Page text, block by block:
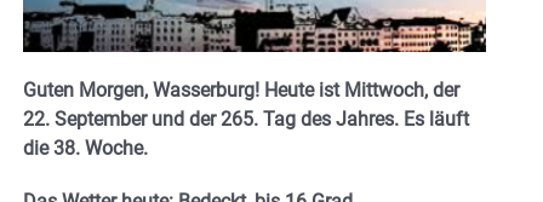
Guten Morgen, Wasserburg! Heute ist Mittwoch, der
22. September und der 265. Tag des Jahres. Es läuft
die 38. Woche.